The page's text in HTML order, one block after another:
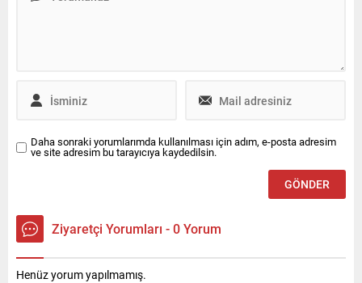
Daha sonraki yorumlarımda kullanılması için adım, e-posta adresim
ve site adresim bu tarayıcıya kaydedilsin.
Ziyaretçi Yorumları - 0 Yorum
Henüz yorum yapılmamış.